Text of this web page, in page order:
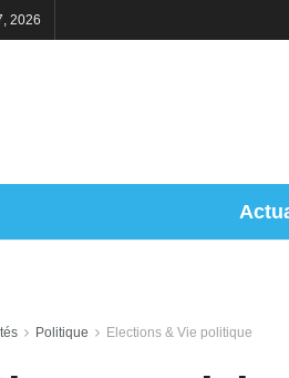
2026
Politique Elections & Vie politique